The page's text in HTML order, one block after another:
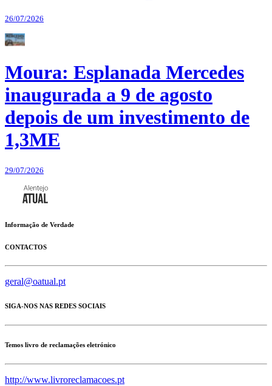
26/07/2026
Moura: Esplanada Mercedes
inaugurada a 9 de agosto
depois de um investimento de
1,3ME
29/07/2026
Informação de Verdade
CONTACTOS
geral@oatual.pt
SIGA-NOS NAS REDES SOCIAIS
Temos livro de reclamações eletrónico
http://www.livroreclamacoes.pt